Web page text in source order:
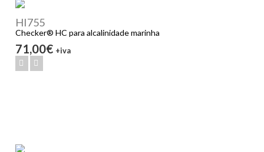
HI755
Checker® HC para alcalinidade marinha
71,00€ +iva